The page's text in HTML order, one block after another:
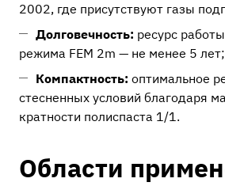
2002, где присутствуют газы
Долговечность: ресурс
режима FEM 2m — не менее 5 лет;
Компактность: оптимальное
стесненных условий благодаря
кратности полиспаста 1/1.
Области